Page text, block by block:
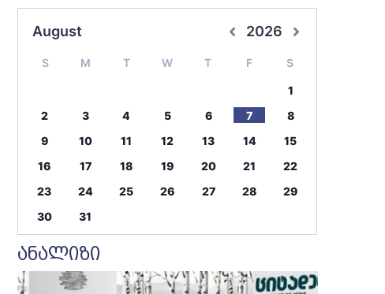
August 2026
S M T W T F S
1
2
3 4 5 6 7
8
9
10 11 12 13 14
15
16
17 18 19 20 21
22
23
24 25 26 27 28
29
30
31
ანალიზი